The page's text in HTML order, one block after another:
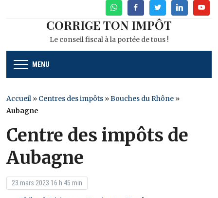
WhatsAppFacebookTwitterLinkedin
CORRIGE TON IMPÔT
Le conseil fiscal à la portée de tous !
MENU
Accueil » Centres des impôts »Bouches du Rhône »
Aubagne
Centre des impôts de
Aubagne
23 mars 2023 16 h 45 min